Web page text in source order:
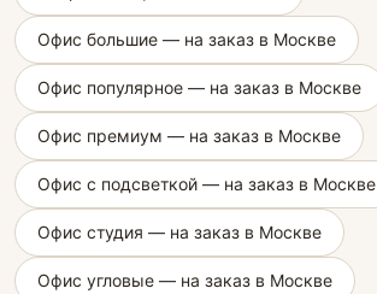
Офис большие — на заказ в Москве
Офис популярное — на заказ в Москве
Офис премиум — на заказ в Москве
Офис с подсветкой — на заказ в Москве
Офис студия — на заказ в Москве
Офис угловые — на заказ в Москве